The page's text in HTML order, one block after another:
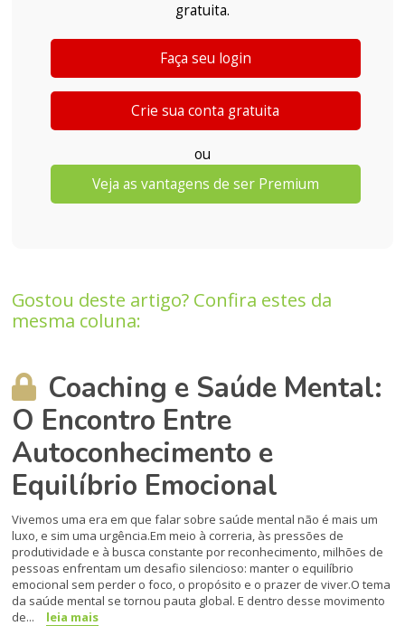
gratuita.
Faça seu login
Crie sua conta gratuita
ou
Veja as vantagens de ser Premium
Gostou deste artigo? Confira estes da
mesma coluna:
Coaching e Saúde Mental:
O Encontro Entre
Autoconhecimento e
Equilíbrio Emocional
Vivemos uma era em que falar sobre saúde mental não é mais um
luxo, e sim uma urgência.Em meio à correria, às pressões de
produtividade e à busca constante por reconhecimento, milhões de
pessoas enfrentam um desafio silencioso: manter o equilíbrio
emocional sem perder o foco, o propósito e o prazer de viver.O tema
da saúde mental se tornou pauta global. E dentro desse movimento
de...
leia mais